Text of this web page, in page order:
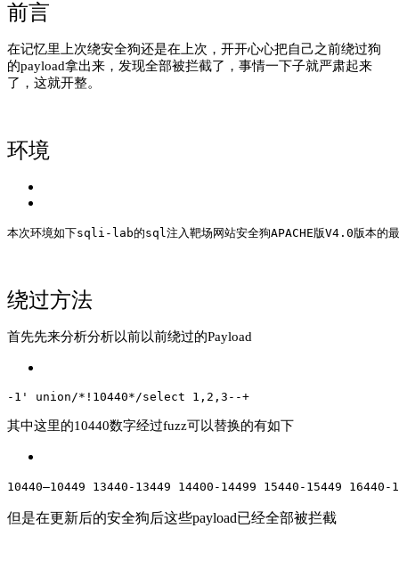
前言
在记忆里上次绕安全狗还是在上次，开开心心把自己之前绕过狗
的payload拿出来，发现全部被拦截了，事情一下子就严肃起来
了，这就开整。
环境
本次环境如下sqli-lab的sql注入靶场 网站安全狗APACHE版V4.0版本的
绕过方法
首先先来分析分析以前以前绕过的Payload
-1' union/*!10440*/select 1,2,3--+
其中这里的10440数字经过fuzz可以替换的有如下
10440–10449 13440-13449 14400-14499 15440-15449 16440-
但是在更新后的安全狗后这些payload已经全部被拦截